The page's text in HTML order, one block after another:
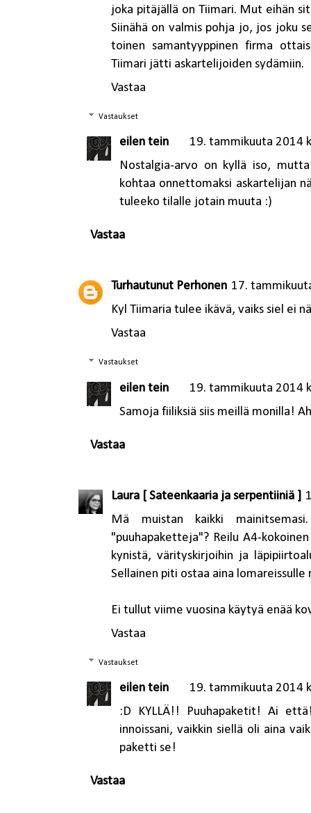
joka pitäjällä on Tiimari. Mut eihän
Siinähä on valmis pohja jo, jos joku
toinen samantyyppinen firma
Tiimari jätti askartelijoiden sydämiin.
Vastaa
Vastaukset
eilen tein
19. tammikuuta 2014
Nostalgia-arvo on kyllä iso,
kohtaa onnettomaksi askartelijan
tuleeko tilalle jotain muuta :)
Vastaa
Turhautunut Perhonen 17.
Kyl Tiimaria tulee ikävä, vaiks siel ei
Vastaa
Vastaukset
eilen tein
19. tammikuuta 2014
Samoja fiiliksiä siis meillä monilla!
Vastaa
Laura [ Sateenkaaria ja serpentiiniä ]
Mä muistan kaikki
"puuhapaketteja"? Reilu A4-
kynistä, värityskirjoihin ja
Sellainen piti ostaa aina lomareissulle
Ei tullut viime vuosina käytyä enää
Vastaa
Vastaukset
eilen tein
19. tammikuuta 2014
:D KYLLÄ!! Puuhapaketit! Ai
innoissani, vaikkin siellä oli aina
paketti se!
Vastaa